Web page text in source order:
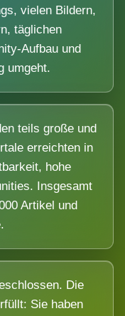
vielen Bildern,
täglichen
Aufbau und
umgeht.
teils große und
erreichten in
hohe
Insgesamt
Artikel und
Die
Sie haben